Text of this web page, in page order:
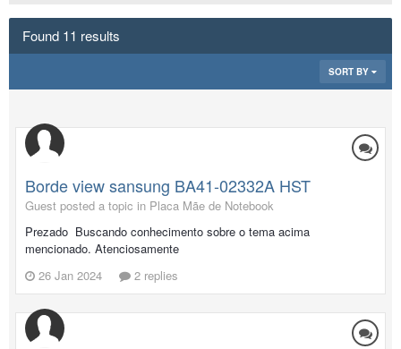
Found 11 results
SORT BY
Borde view sansung BA41-02332A HST
Guest posted a topic in Placa Mãe de Notebook
Prezado Buscando conhecimento sobre o tema acima
mencionado. Atenciosamente
26 Jan 2024
2 replies